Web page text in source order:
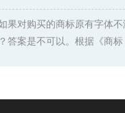
果对购买的商标原有字体
答案是不可以。根据《商